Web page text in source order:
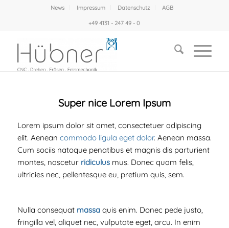
News Impressum Datenschutz AGB
+49 4131 - 247 49 - 0
Super nice Lorem Ipsum
Lorem ipsum dolor sit amet, consectetuer adipiscing
elit. Aenean commodo ligula eget dolor. Aenean massa.
Cum sociis natoque penatibus et magnis dis parturient
montes, nascetur ridiculusmus. Donec quam felis,
ultricies nec, pellentesque eu, pretium quis, sem.
Nulla consequat massaquis enim. Donec pede justo,
fringilla vel, aliquet nec, vulputate eget, arcu. In enim